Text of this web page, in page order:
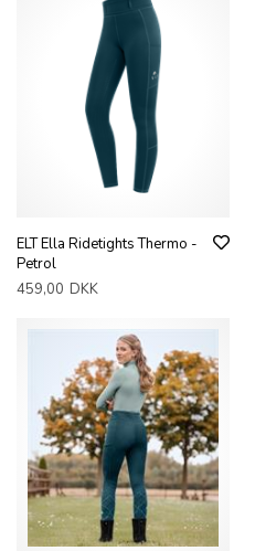
ELT Ella Ridetights Thermo -
Petrol
459,00 DKK